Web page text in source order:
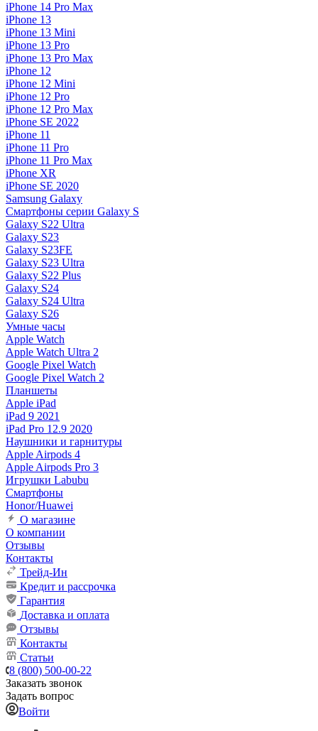
iPhone 14 Pro Max
iPhone 13
iPhone 13 Mini
iPhone 13 Pro
iPhone 13 Pro Max
iPhone 12
iPhone 12 Mini
iPhone 12 Pro
iPhone 12 Pro Max
iPhone SE 2022
iPhone 11
iPhone 11 Pro
iPhone 11 Pro Max
iPhone XR
iPhone SE 2020
Samsung Galaxy
Смартфоны серии Galaxy S
Galaxy S22 Ultra
Galaxy S23
Galaxy S23FE
Galaxy S23 Ultra
Galaxy S22 Plus
Galaxy S24
Galaxy S24 Ultra
Galaxy S26
Умные часы
Apple Watch
Apple Watch Ultra 2
Google Pixel Watch
Google Pixel Watch 2
Планшеты
Apple iPad
iPad 9 2021
iPad Pro 12.9 2020
Наушники и гарнитуры
Apple Airpods 4
Apple Airpods Pro 3
Игрушки Labubu
Смартфоны
Honor/Huawei
О магазине
О компании
Отзывы
Контакты
Трейд-Ин
Кредит и рассрочка
Гарантия
Доставка и оплата
Отзывы
Контакты
Статьи
8 (800) 500-00-22
Заказать звонок
Задать вопрос
Войти